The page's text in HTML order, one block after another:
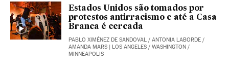
Estados Unidos são tomados por
protestos antirracismo e até a Casa
Branca é cercada
PABLO XIMÉNEZ DE SANDOVAL / ANTONIA LABORDE /
AMANDA MARS | LOS ANGELES / WASHINGTON /
MINNEAPOLIS